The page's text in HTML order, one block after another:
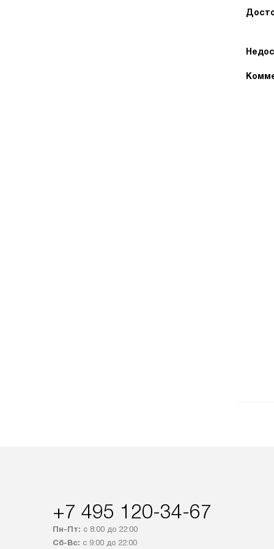
+7 495 120-34-67
Пн-Пт: с 8:00 до 22:00
Сб-Вс: с 9:00 до 22:00